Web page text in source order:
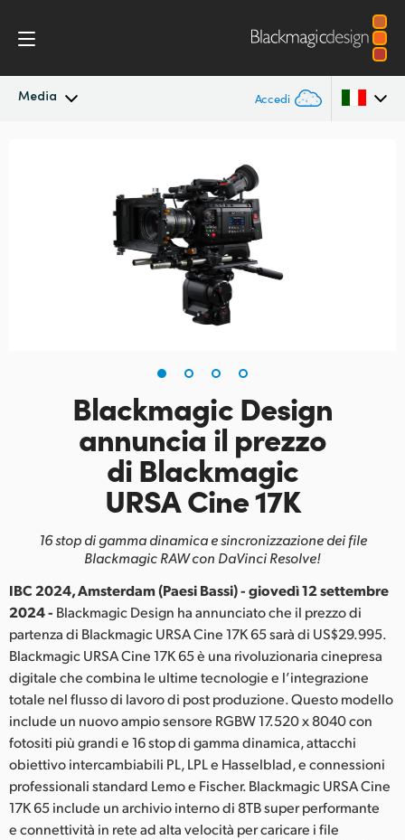
Media Accedi
Immagini per i media
Finland
Hong Kong SAR, China
Italia
Japan
Korea
Malaysia
Netherlands
Blackmagic Design
annunciail prezzo
di Blackmagic
URSA Cine 17K
16 stop di gamma dinamica e sincronizzazione dei file
Blackmagic RAW con DaVinci Resolve!
IBC 2024, Amsterdam (Paesi Bassi) - giovedì 12 settembre
2024 - Blackmagic Design ha annunciato che il prezzo di
partenza di Blackmagic URSA Cine 17K 65 sarà di US$29.995.
Blackmagic URSA Cine 17K 65 è una rivoluzionaria cinepresa
digitale che combina le ultime tecnologie e l’integrazione
totale nel flusso di lavoro di post produzione. Questo modello
include un nuovo ampio sensore RGBW 17.520 x 8040 con
fotositi più grandi e 16 stop di gamma dinamica, attacchi
obiettivo intercambiabili PL, LPL e Hasselblad, e connessioni
professionali standard Lemo e Fischer. Blackmagic URSA Cine
17K 65 include un archivio interno di 8TB super performante
e connettività in rete ad alta velocità per caricare i file